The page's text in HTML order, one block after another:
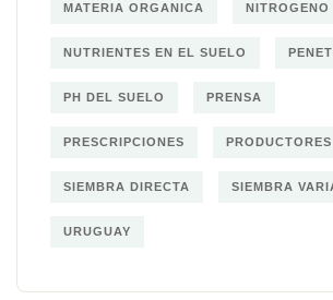
MATERIA ORGANICA NITROGENO
NUTRIENTES EN EL SUELO
PH DEL SUELO PRENSA
PRESCRIPCIONES PRODUCTORES
SIEMBRA DIRECTA SIEMBRA
URUGUAY